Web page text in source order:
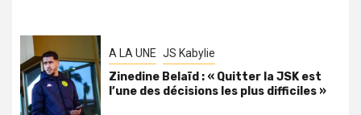
A LA UNE JS Kabylie
Zinedine Belaïd : « Quitter la JSK est
l’une des décisions les plus difficiles »